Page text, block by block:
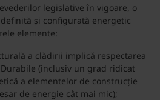
legislative în vigoare, o
și configurată energetic
elemente:
a clădirii implică respectarea
(inclusiv un grad ridicat
a elementelor de construcție
de energie cât mai mic);